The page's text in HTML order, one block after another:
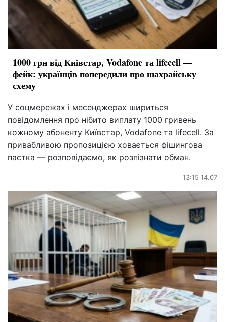
1000 грн від Київстар, Vodafone та lifecell —
фейк: українців попередили про шахрайську
схему
У соцмережах і месенджерах шириться
повідомлення про нібито виплату 1000 гривень
кожному абоненту Київстар, Vodafone та lifecell. За
привабливою пропозицією ховається фішингова
пастка — розповідаємо, як розпізнати обман.
13:15 14.07